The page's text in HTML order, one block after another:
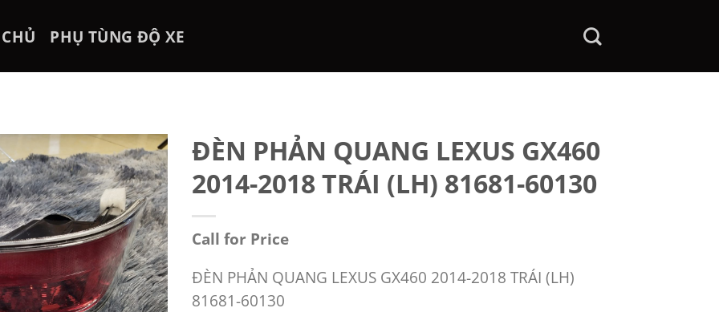
PHỤ TÙNG ĐỘ XE
ĐÈN PHẢN QUANG LEXUS GX460
2014-2018 TRÁI (LH) 81681-60130
Call for Price
ĐÈN PHẢN QUANG LEXUS GX460 2014-2018 TRÁI (LH)
81681-60130